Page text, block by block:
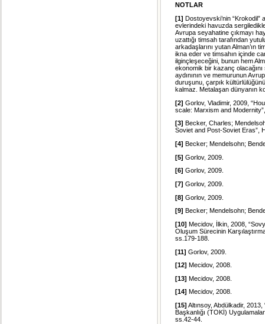
NOTLAR
[1] Dostoyevski’nin
evlerindeki havuzda
Avrupa seyahatine çıkmayı
uzattığı timsah tarafından
arkadaşlarını yutan Alman’ın
ikna eder ve timsahın içinde
ilginçleşeceğini, bunun hem
ekonomik bir kazanç
aydınının ve memurunun
duruşunu, çarpık
kalmaz. Metalaşan dünyanın
[2] Gorlov, Vladimir, 2009,
scale: Marxism and
[3] Becker, Charles;
Soviet and Post-Soviet Eras”,
[4] Becker; Mendelsohn;
[5] Gorlov, 2009.
[6] Gorlov, 2009.
[7] Gorlov, 2009.
[8] Gorlov, 2009.
[9] Becker; Mendelsohn;
[10] Mecidov, İlkin, 2008,
Oluşum Sürecinin
ss.179-188.
[11] Gorlov, 2009.
[12] Mecidov, 2008.
[13] Mecidov, 2008.
[14] Mecidov, 2008.
[15] Altınsoy, Abdülkadir,
Başkanlığı (TOKİ)
ss.42-44.